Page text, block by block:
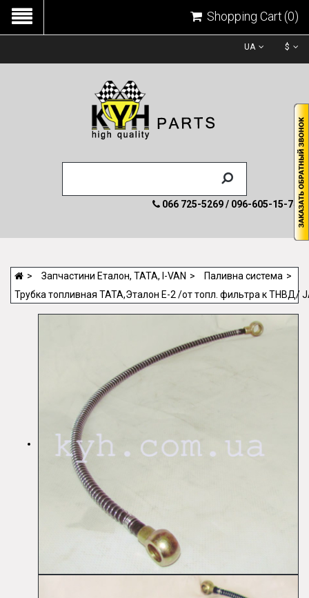
UA $
066 725-5269 / 096-605-15-74
Shopping Cart(0)
Запчастини Еталон, ТАТА, I-VAN
Паливна система
Трубка топливная ТАТА,Эталон Е-2 /от топл. фильтра к ТНВД/